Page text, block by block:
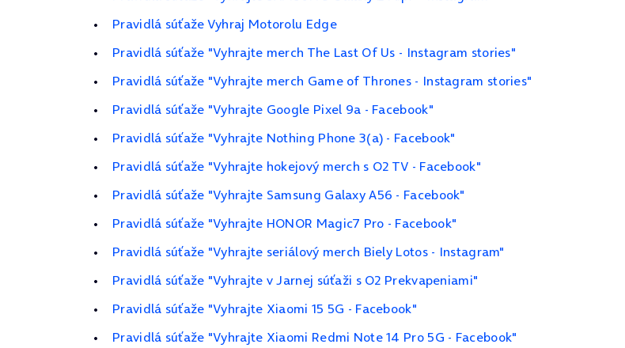
Pravidlá súťaže Vyhraj Motorolu Edge
Pravidlá súťaže "Vyhrajte merch The Last Of Us - Instagram stories"
Pravidlá súťaže "Vyhrajte merch Game of Thrones - Instagram stories"
Pravidlá súťaže "Vyhrajte Google Pixel 9a - Facebook"
Pravidlá súťaže "Vyhrajte Nothing Phone 3(a) - Facebook"
Pravidlá súťaže "Vyhrajte hokejový merch s O2 TV - Facebook"
Pravidlá súťaže "Vyhrajte Samsung Galaxy A56 - Facebook"
Pravidlá súťaže "Vyhrajte HONOR Magic7 Pro - Facebook"
Pravidlá súťaže "Vyhrajte seriálový merch Biely Lotos - Instagram"
Pravidlá súťaže "Vyhrajte v Jarnej súťaži s O2 Prekvapeniami"
Pravidlá súťaže "Vyhrajte Xiaomi 15 5G - Facebook"
Pravidlá súťaže "Vyhrajte Xiaomi Redmi Note 14 Pro 5G - Facebook"